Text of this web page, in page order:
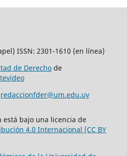
ISSN: 2301-1610 (en línea)
de Derechode
redaccionfder@um.edu.uy
está bajo una licencia de
4.0 Internacional (CC BY